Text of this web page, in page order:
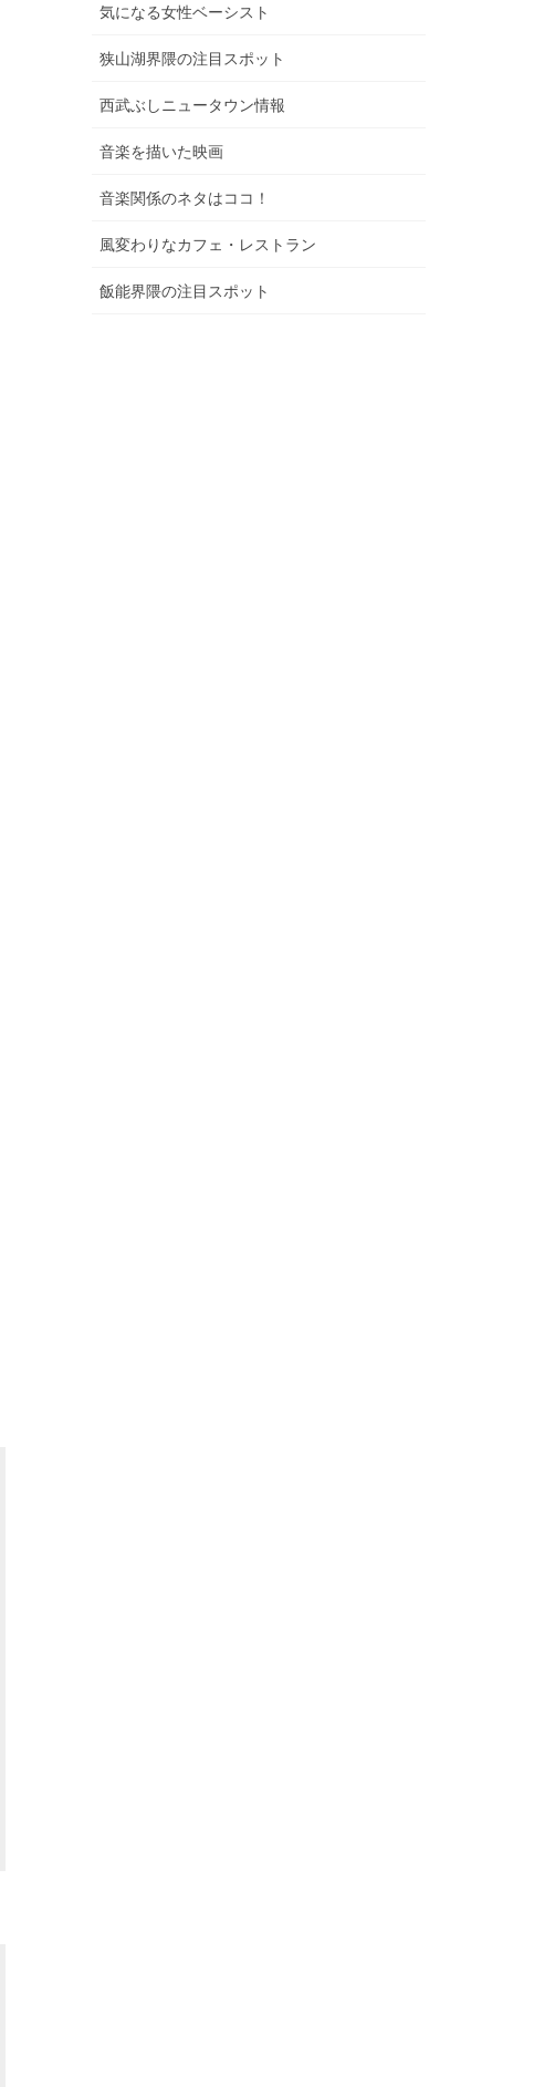
気になる女性ベーシスト
狭山湖界隈の注目スポット
西武ぶしニュータウン情報
音楽を描いた映画
音楽関係のネタはココ！
風変わりなカフェ・レストラン
飯能界隈の注目スポット